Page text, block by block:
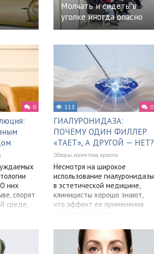
Молчать и сидеть в
уголке иногда опасно
0
них
спорят
среде,
113 0
ГИАЛУРОНИДАЗА:
ПОЧЕМУ ОДИН ФИЛЛЕР
«ТАЕТ», А ДРУГОЙ — НЕТ?
Обзоры, косметика, красота
Несмотря на широкое
использование гиалуронидазы
в эстетической медицине,
клиницисты хорошо знают,
что эффект ее применения